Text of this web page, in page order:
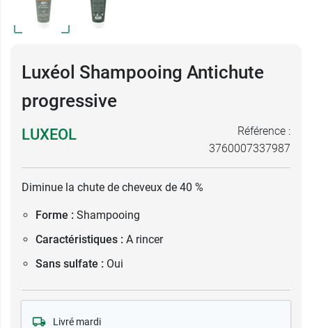
Luxéol Shampooing Antichute
progressive
LUXEOL
Référence :
3760007337987
Diminue la chute de cheveux de 40 %
Forme : Shampooing
Caractéristiques : A rincer
Sans sulfate : Oui
Livré mardi